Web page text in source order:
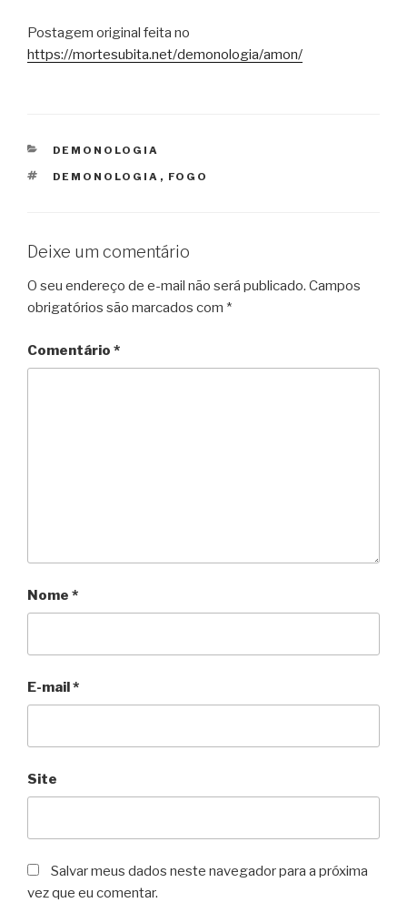
Postagem original feita no
https://mortesubita.net/demonologia/amon/
CATEGORIAS
DEMONOLOGIA
TAGS
DEMONOLOGIA , FOGO
Deixe um comentário
O seu endereço de e-mail não será publicado. Campos
obrigatórios são marcados com *
Comentário *
Nome *
E-mail*
Site
Salvar meus dados neste navegador para a próxima
vez que eu comentar.